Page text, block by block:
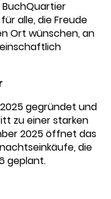
alle, die Freude
Ort wünschen, an
gegründet und
zu einer starken
2025 öffnet das
die
geplant.